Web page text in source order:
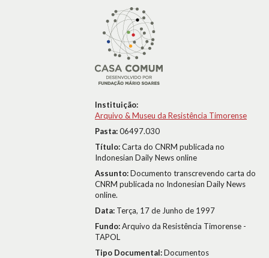
Instituição:
Arquivo & Museu da Resistência Timorense
Pasta:06497.030
Título:Carta do CNRM publicada no
Indonesian Daily News online
Assunto:Documento transcrevendo carta do
CNRM publicada no Indonesian Daily News
online.
Data: Terça, 17 de Junho de 1997
Fundo:Arquivo da Resistência Timorense -
TAPOL
Tipo Documental:Documentos